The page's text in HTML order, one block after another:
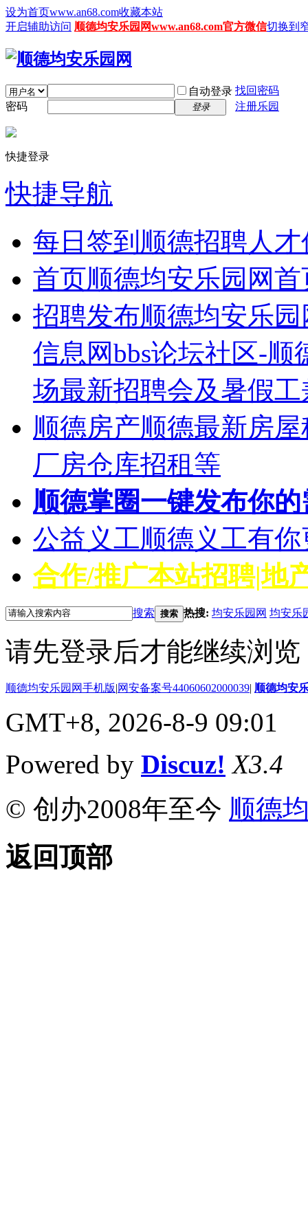
设为首页www.an68.com收藏本站
开启辅助访问 顺德均安乐园网www.an68.com官方微信切换到
自动登录 找回密码
密码
登录 注册乐园
快捷登录
快捷导航
每日签到 顺德招聘人
首页顺德均安乐园网首
招聘发布顺德均安乐
信息网bbs论坛社区-
场最新招聘会及暑假
顺德房产顺德最新房
厂房仓库招租等
顺德掌圈一键发布你
公益义工顺德义工有
合作/推广本站招聘|地
搜索 搜索 热搜: 均安乐园网 均安乐
请先登录后才能继续浏览
顺德均安乐园网手机版|网安备案号44060602000039| 顺德均安
GMT+8, 2026-8-9 09:01
Powered by Discuz! X3.4
© 创办2008年至今 顺德
返回顶部